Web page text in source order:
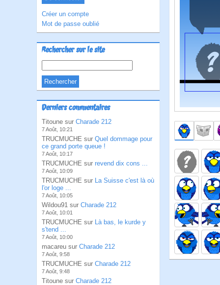
Créer un compte
Mot de passe oublié
Rechercher sur le site
Derniers commentaires
Titoune sur Charade 212
7 Août, 10:21
TRUCMUCHE sur Quel dommage pour
ce grand porte queue !
7 Août, 10:17
TRUCMUCHE sur revend dix cons ...
7 Août, 10:09
TRUCMUCHE sur La Suisse c'est là où
l'or loge ...
7 Août, 10:05
Wildou91 sur Charade 212
7 Août, 10:01
TRUCMUCHE sur Là bas, le kurde y
s'tend ...
7 Août, 10:00
macareu sur Charade 212
7 Août, 9:58
TRUCMUCHE sur Charade 212
7 Août, 9:48
Titoune sur Charade 212